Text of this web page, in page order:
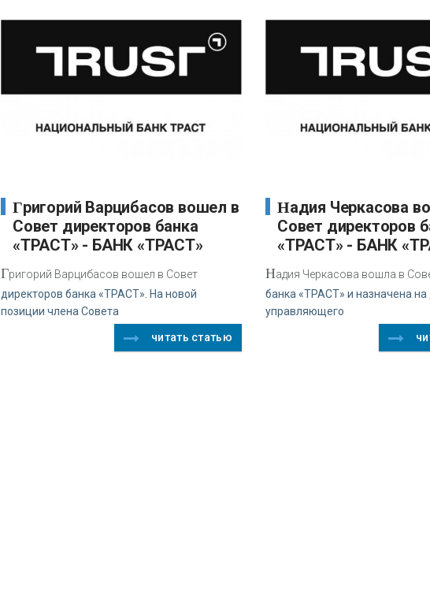
Григорий Варцибасов вошел в
Совет директоров банка
«ТРАСТ» - БАНК «ТРАСТ»
Григорий Варцибасов вошел в Совет
директоров банка «ТРАСТ». На новой
позиции члена Совета
читать статью
Надия Черкасова вошла в
Совет директоров
«ТРАСТ» - БАНК
Надия Черкасова вошла в
банка «ТРАСТ» и назначена
управляющего